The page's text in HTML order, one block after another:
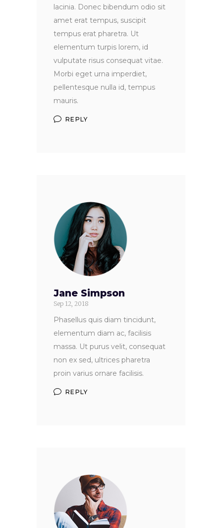
lacinia. Donec bibendum odio sit
amet erat tempus, suscipit
tempus erat pharetra. Ut
elementum turpis lorem, id
vulputate risus consequat vitae.
Morbi eget urna imperdiet,
pellentesque nulla id, tempus
mauris.
REPLY
Jane Simpson
Sep 12, 2018
Phasellus quis diam tincidunt,
elementum diam ac, facilisis
massa. Ut purus velit, consequat
non ex sed, ultrices pharetra
proin varius ornare facilisis.
REPLY